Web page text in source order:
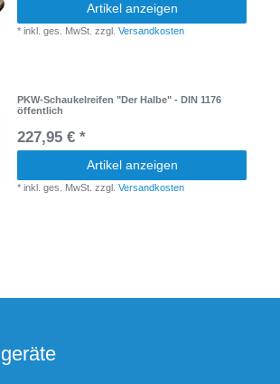
Artikel anzeigen
*inkl. ges. MwSt. zzgl.Versandkosten
PKW-Schaukelreifen "Der Halbe" - DIN 1176
öffentlich
227,95 € *
Artikel anzeigen
*inkl. ges. MwSt. zzgl.Versandkosten